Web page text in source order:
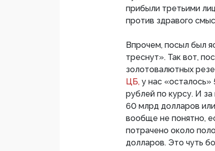
прибыли третьими
против здравого
Впрочем, посыл был
треснут». Так вот,
золотовалютных
ЦБ, у нас
рублей по курсу. И
60 млрд долларов
вообще не понятно,
потрачено около
долларов. Это чуть